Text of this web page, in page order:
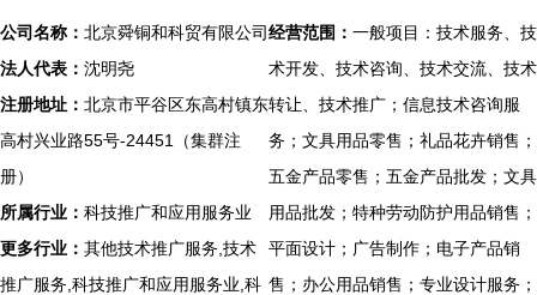
公司名称： 北京舜铜和科贸有限公司
法人代表： 沈明尧
注册地址： 北京市平谷区东高村镇东
高村兴业路55号-24451（集群注
册）
所属行业： 科技推广和应用服务业
更多行业： 其他技术推广服务,技术
推广服务,科技推广和应用服务业,科
经营范围： 一般项目：技术服务、技
术开发、技术咨询、技术交流、技术
转让、技术推广；信息技术咨询服
务；文具用品零售；礼品花卉销售；
五金产品零售；五金产品批发；文具
用品批发；特种劳动防护用品销售；
平面设计；广告制作；电子产品销
售；办公用品销售；专业设计服务；